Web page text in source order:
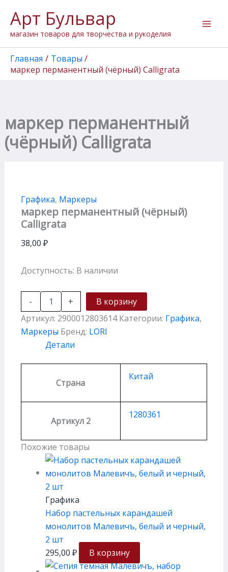
содержимому
Арт Бульвар
магазин товаров для творчества и рукоделия
Главная
Товары
маркер перманентный (чёрный) Calligrata
маркер перманентный
(чёрный) Calligrata
Графика, Маркеры
маркер перманентный (чёрный)
Calligrata
38,00 ₽
Доступность: В наличии
-
товара
маркер
перманентный
(чёрный)
Calligrata
+
В корзину
Артикул: 2900012803614 Категории: Графика,
Маркеры Бренд: LORI
Детали
Страна
Китай
Артикул 2
1280361
Похожие товары
Графика
Набор пастельных карандашей
монолитов Малевичъ, белый и черный,
2 шт
295,00 ₽ В корзину